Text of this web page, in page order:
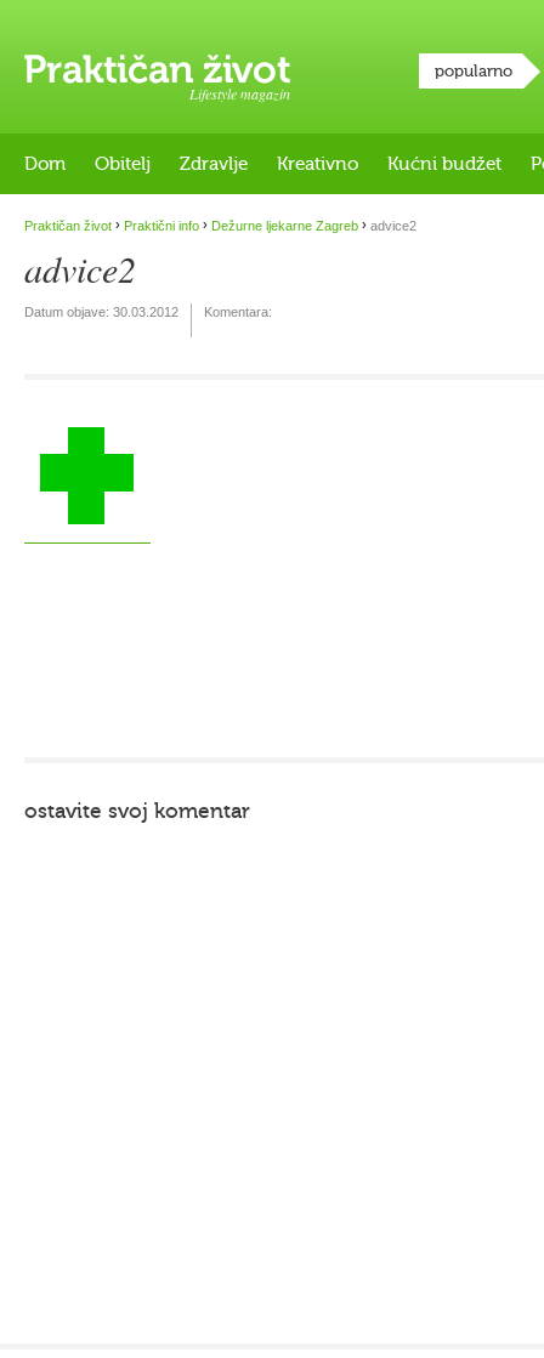
Lifestyle magazin
popularno
Dom Obitelj Zdravlje Kreativno Kućni budžet
Praktičan život › Praktični info › Dežurne ljekarne Zagreb › advice2
advice2
Datum objave: 30.03.2012 Komentara:
ostavite svoj komentar